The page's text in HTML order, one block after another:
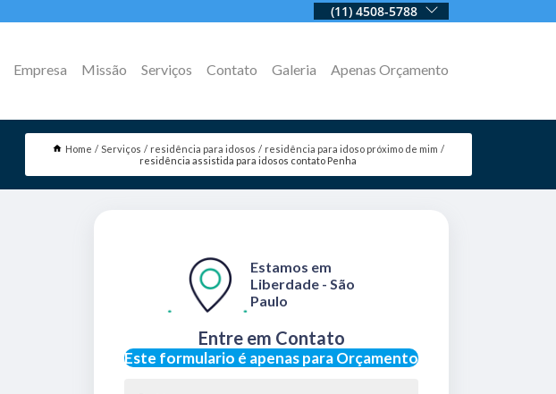
(11) 4508-5788
Empresa Missão Serviços Contato Galeria Apenas Orçamento
Home Serviços residência para idosos
residência para idoso próximo de mim
residência assistida para idosos contato Penha
Este formulario é apenas para Orçamento
Entre em Contato
Estamos em
Liberdade - São
Paulo